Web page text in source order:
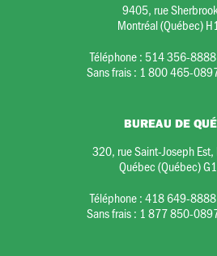
9405, rue
Montréal (Québec)
Téléphone : 514 356-
Sans frais : 1 800 465-
BUREAU DE
320, rue Saint-Joseph
Québec (Québec)
Téléphone :418 649-
Sans frais : 1 877 850-